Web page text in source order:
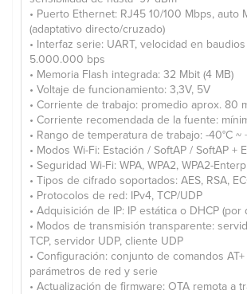
• Puerto Ethernet: RJ45 10/100 Mbps, auto
(adaptativo directo/cruzado)
• Interfaz serie: UART, velocidad en
5.000.000 bps
• Memoria Flash integrada: 32 Mbit (4 MB)
• Voltaje de funcionamiento: 3,3V, 5V
• Corriente de trabajo: promedio aprox. 80
• Corriente recomendada de la fuente:
• Rango de temperatura de trabajo: -40°C ~
• Modos Wi-Fi: Estación / SoftAP / SoftAP +
• Seguridad Wi-Fi: WPA, WPA2, WPA2-
• Tipos de cifrado soportados: AES, RSA,
• Protocolos de red: IPv4, TCP/UDP
• Adquisición de IP: IP estática o DHCP (por
• Modos de transmisión transparente:
TCP, servidor UDP, cliente UDP
• Configuración: conjunto de comandos
parámetros de red y serie
• Actualización de firmware: OTA remota a